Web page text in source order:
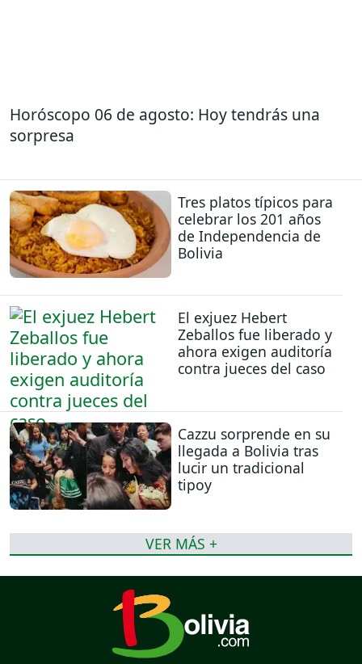
Horóscopo 06 de agosto: Hoy tendrás una
sorpresa
Tres platos típicos para
celebrar los 201 años
de Independencia de
Bolivia
El exjuez Hebert
Zeballos fue liberado y
ahora exigen auditoría
contra jueces del caso
Cazzu sorprende en su
llegada a Bolivia tras
lucir un tradicional
tipoy
VER MÁS +